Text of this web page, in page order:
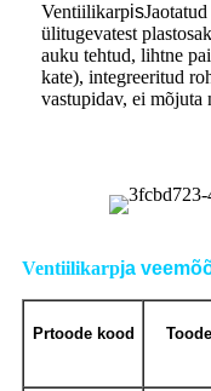
Ventiilikarpis
ülitugevatest
auku tehtud, lihtne
kate), integreeritud
vastupidav, ei mõjuta
Ventiilikarpja
Prtoode kood Toode